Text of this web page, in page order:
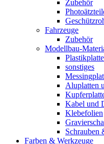
Zubehör
Fahrzeuge
Zubehör
Modellbau-
sonstiges
Aluplatten
Kabel und
Klebefolien
Schrauben
Farben & Werkzeuge